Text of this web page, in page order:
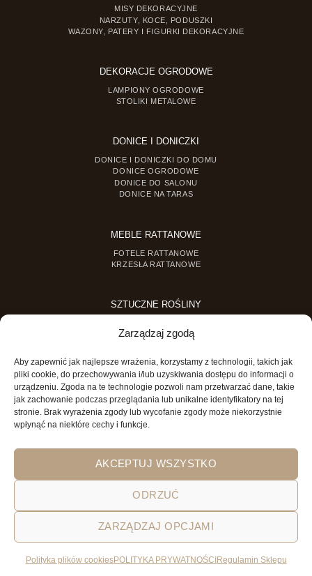
Zarządzaj zgodą
Aby zapewnić jak najlepsze wrażenia, korzystamy z technologii, takich jak
pliki cookie, do przechowywania i/lub uzyskiwania dostępu do informacji o
urządzeniu. Zgoda na te technologie pozwoli nam przetwarzać dane, takie
jak zachowanie podczas przeglądania lub unikalne identyfikatory na tej
stronie. Brak wyrażenia zgody lub wycofanie zgody może niekorzystnie
wpłynąć na niektóre cechy i funkcje.
AKCEPTUJ WSZYSTKO
ODRZUĆ
ZARZĄDZAJ OPCJAMI
Polityka plików cookiesPOLITYKA PRYWATNOŚCIRegulamin Sklepu
MISY DEKORACYJNE
NARZUTY, KOCE, PODUSZKI
WAZONY, PATERY I FIGURKI DEKORACYJNE
DEKORACJE OGRODOWE
LAMPIONY OGRODOWE
STOLIKI METALOWE
DONICE I DONICZKI
DONICE I DONICZKI DO DOMU
DONICE OGRODOWE
DONICE DO SALONU
DONICE NA TARAS
MEBLE RATTANOWE
FOTELE RATTANOWE
KRZESŁA RATTANOWE
SZTUCZNE ROŚLINY
SZTUCZNE ROŚLINY DONICZKOWE
MINI OGRODY
MINI OGRÓD DLA DZIECI
POLITYKA PRYWATNOŚCI
REGULAMIN SKLEPU ON-LINE
DOSTAWA
Wszystkie prawa zastrzeżone 2026 © Garden&You